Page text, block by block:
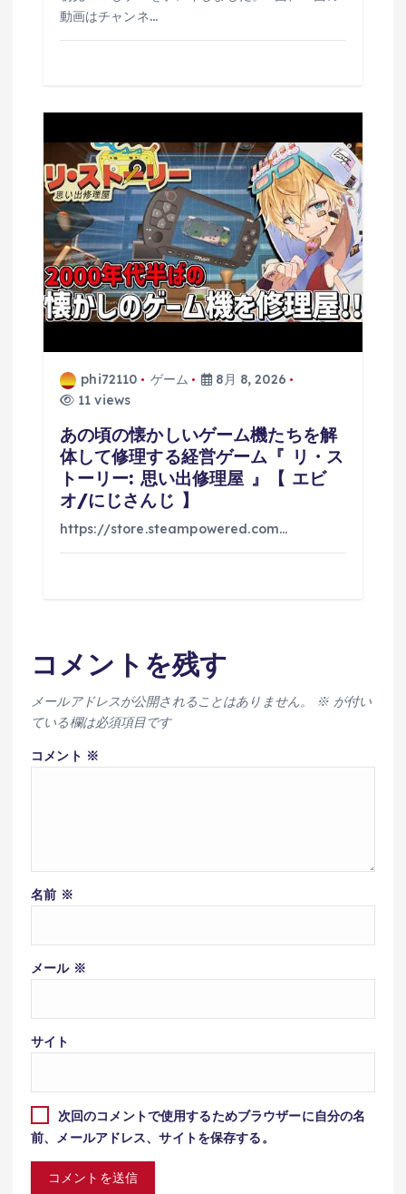
動画はチャンネ…
phi72110 ゲーム
8月 8, 2026
11 views
あの頃の懐かしいゲーム機たちを解
体して修理する経営ゲーム『 リ・ス
トーリー: 思い出修理屋 』【 エビ
オ/にじさんじ 】
https://store.steampowered.com…
コメントを残す
メールアドレスが公開されることはありません。 ※が付い
ている欄は必須項目です
コメント ※
名前 ※
メール ※
サイト
次回のコメントで使用するためブラウザーに自分の名
前、メールアドレス、サイトを保存する。